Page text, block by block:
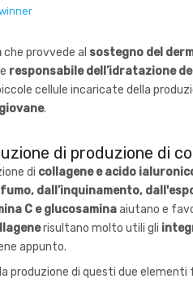
che provvede al sostegno del
responsabile dell’idratazione
cellule incaricate della
.
di produzione di
di collagene e acido
dall’inquinamento,
C e glucosaminaaiutano e
risultano molto utili gli
appunto.
produzione di questi due elementi